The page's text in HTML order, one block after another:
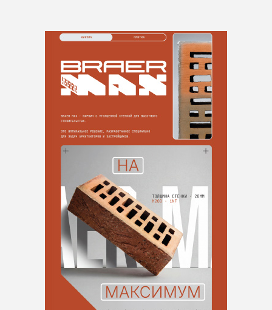
Производитель
Вид работ
Материал основания
Тип применения